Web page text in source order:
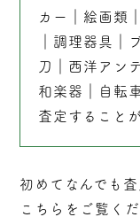
カー
絵画類
調理器具
刀
西洋アン
和楽器
自転車
査定すること
初めてなんでも
こちらをご覧くだ